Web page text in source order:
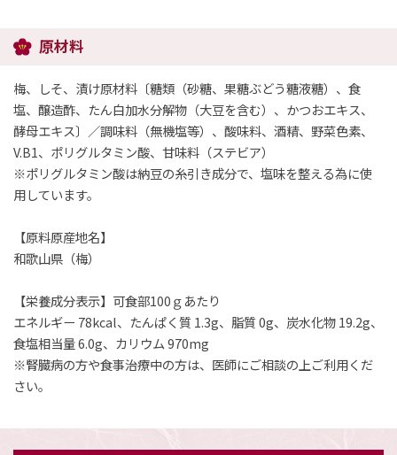
原材料
梅、しそ、漬け原材料〔糖類（砂糖、果糖ぶどう糖液糖）、食
塩、醸造酢、たん白加水分解物（大豆を含む）、かつおエキス、
酵母エキス〕／調味料（無機塩等）、酸味料、酒精、野菜色素、
V.B1、ポリグルタミン酸、甘味料（ステビア）
※ポリグルタミン酸は納豆の糸引き成分で、塩味を整える為に使
用しています。
【原料原産地名】
和歌山県（梅）
【栄養成分表示】可食部100ｇあたり
エネルギー 78kcal、たんぱく質 1.3g、脂質 0g、炭水化物 19.2g、
食塩相当量 6.0g、カリウム 970mg
※腎臓病の方や食事治療中の方は、医師にご相談の上ご利用くだ
さい。